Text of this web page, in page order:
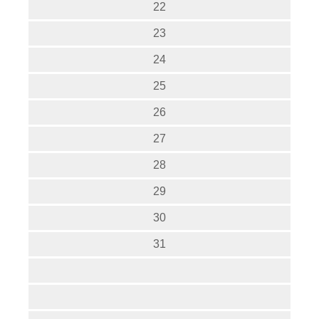
22
23
24
25
26
27
28
29
30
31